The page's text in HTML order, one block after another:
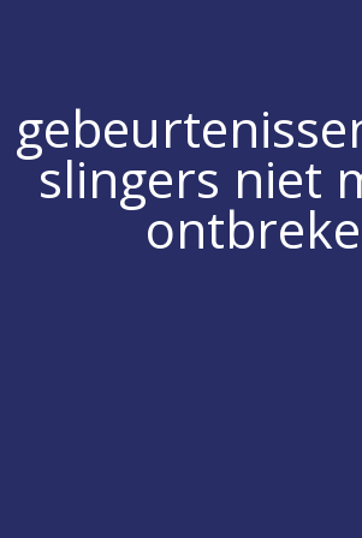
slingers niet